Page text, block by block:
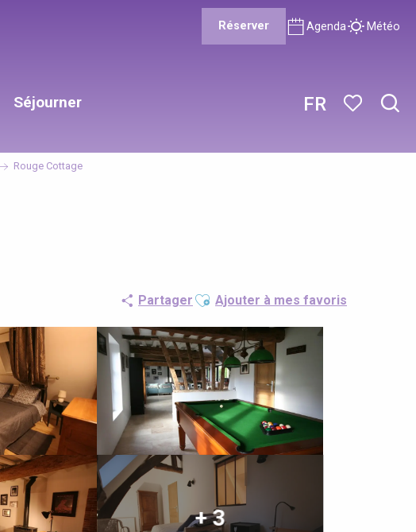
FR
Réserver Agenda Météo
Séjourner
Rouge Cottage
Partager Ajouter aux favoris
Ajouter à mes favoris
+ 3